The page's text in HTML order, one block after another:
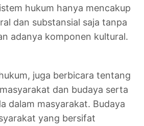
hukum hanya mencakup
dan substansial saja tanpa
adanya komponen kultural.
juga berbicara tentang
dan budaya serta
dalam masyarakat. Budaya
yang bersifat